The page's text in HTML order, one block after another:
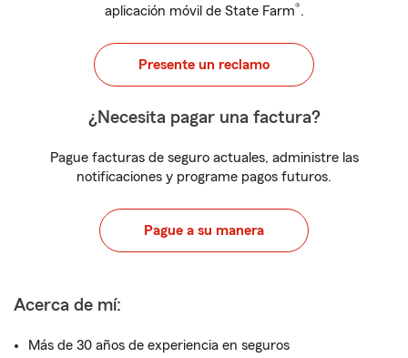
aplicación móvil de State Farm®.
Presente un reclamo
¿Necesita pagar una factura?
Pague facturas de seguro actuales, administre las
notificaciones y programe pagos futuros.
Pague a su manera
Acerca de mí:
Más de 30 años de experiencia en seguros